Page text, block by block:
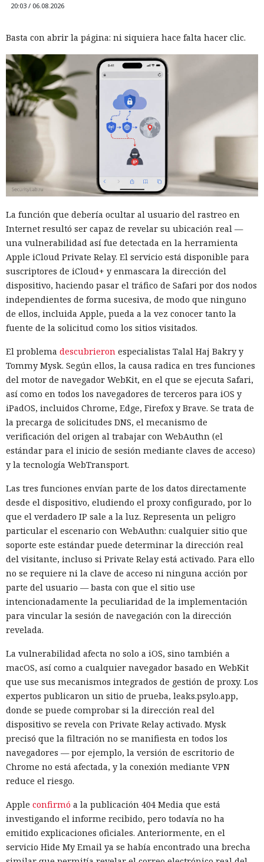
20:03 / 06.08.2026
Basta con abrir la página: ni siquiera hace falta hacer clic.
La función que debería ocultar al usuario del rastreo en
Internet resultó ser capaz de revelar su ubicación real —
una vulnerabilidad así fue detectada en la herramienta
Apple iCloud Private Relay. El servicio está disponible para
suscriptores de iCloud+ y enmascara la dirección del
dispositivo, haciendo pasar el tráfico de Safari por dos nodos
independientes de forma sucesiva, de modo que ninguno
de ellos, incluida Apple, pueda a la vez conocer tanto la
fuente de la solicitud como los sitios visitados.
El problema descubrieron especialistas Talal Haj Bakry y
Tommy Mysk. Según ellos, la causa radica en tres funciones
del motor de navegador WebKit, en el que se ejecuta Safari,
así como en todos los navegadores de terceros para iOS y
iPadOS, incluidos Chrome, Edge, Firefox y Brave. Se trata de
la precarga de solicitudes DNS, el mecanismo de
verificación del origen al trabajar con WebAuthn (el
estándar para el inicio de sesión mediante claves de acceso)
y la tecnología WebTransport.
Las tres funciones envían parte de los datos directamente
desde el dispositivo, eludiendo el proxy configurado, por lo
que el verdadero IP sale a la luz. Representa un peligro
particular el escenario con WebAuthn: cualquier sitio que
soporte este estándar puede determinar la dirección real
del visitante, incluso si Private Relay está activado. Para ello
no se requiere ni la clave de acceso ni ninguna acción por
parte del usuario — basta con que el sitio use
intencionadamente la peculiaridad de la implementación
para vincular la sesión de navegación con la dirección
revelada.
La vulnerabilidad afecta no solo a iOS, sino también a
macOS, así como a cualquier navegador basado en WebKit
que use sus mecanismos integrados de gestión de proxy. Los
expertos publicaron un sitio de prueba, leaks.psylo.app,
donde se puede comprobar si la dirección real del
dispositivo se revela con Private Relay activado. Mysk
precisó que la filtración no se manifiesta en todos los
navegadores — por ejemplo, la versión de escritorio de
Chrome no está afectada, y la conexión mediante VPN
reduce el riesgo.
Apple confirmó a la publicación 404 Media que está
investigando el informe recibido, pero todavía no ha
emitido explicaciones oficiales. Anteriormente, en el
servicio Hide My Email ya se había encontrado una brecha